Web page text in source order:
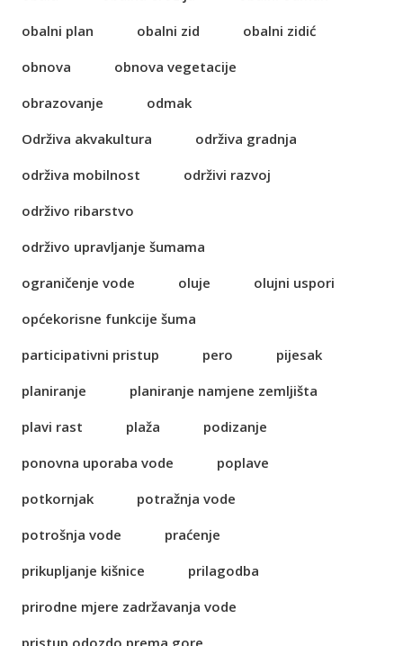
obalni plan
obalni zid
obalni zidić
obnova
obnova vegetacije
obrazovanje
odmak
Održiva akvakultura
održiva gradnja
održiva mobilnost
održivi razvoj
održivo ribarstvo
održivo upravljanje šumama
ograničenje vode
oluje
olujni uspori
općekorisne funkcije šuma
participativni pristup
pero
pijesak
planiranje
planiranje namjene zemljišta
plavi rast
plaža
podizanje
ponovna uporaba vode
poplave
potkornjak
potražnja vode
potrošnja vode
praćenje
prikupljanje kišnice
prilagodba
prirodne mjere zadržavanja vode
pristup odozdo prema gore